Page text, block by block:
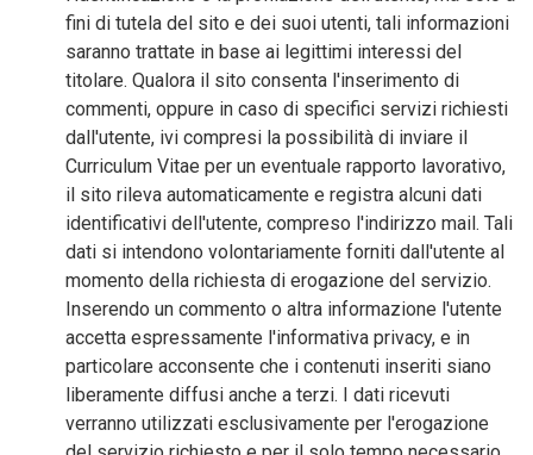
fini di tutela del sito e dei suoi utenti, tali informazioni
saranno trattate in base ai legittimi interessi del
titolare. Qualora il sito consenta l'inserimento di
commenti, oppure in caso di specifici servizi richiesti
dall'utente, ivi compresi la possibilità di inviare il
Curriculum Vitae per un eventuale rapporto lavorativo,
il sito rileva automaticamente e registra alcuni dati
identificativi dell'utente, compreso l'indirizzo mail. Tali
dati si intendono volontariamente forniti dall'utente al
momento della richiesta di erogazione del servizio.
Inserendo un commento o altra informazione l'utente
accetta espressamente l'informativa privacy, e in
particolare acconsente che i contenuti inseriti siano
liberamente diffusi anche a terzi. I dati ricevuti
verranno utilizzati esclusivamente per l'erogazione